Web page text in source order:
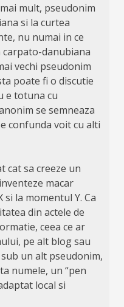
mult, pseudonim
si la curtea
nu numai in ce
carpato-danubiana
vechi pseudonim
poate fi o discutie
e totuna cu
se semneaza
confunda voit cu alti
cat sa creeze un
macar
la momentul Y. Ca
din actele de
ceea ce ar
pe alt blog sau
un alt pseudonim,
numele, un “pen
local si